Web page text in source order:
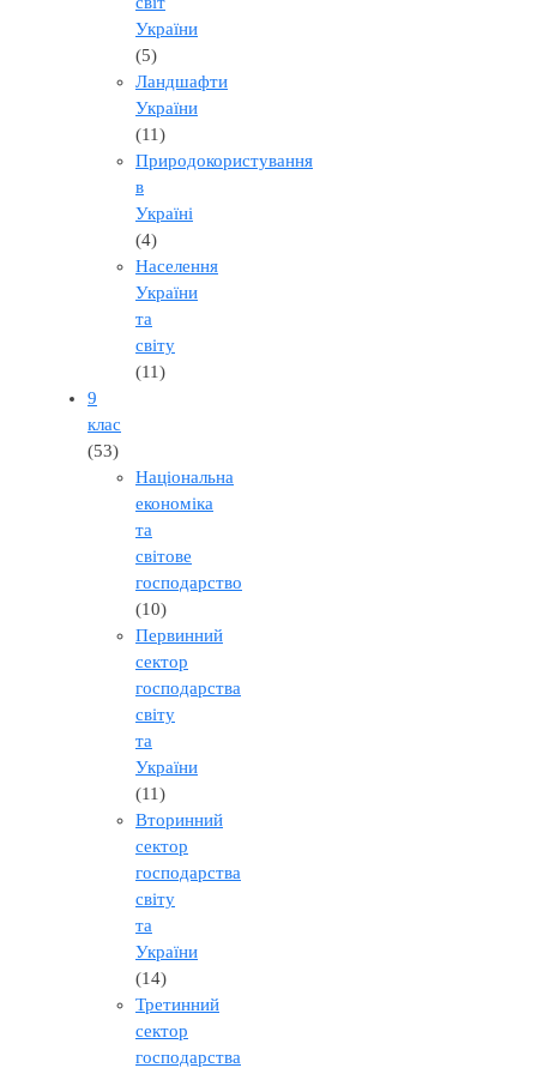
України
(5)
Ландшафти
України
(11)
Природокористування
в
Україні
(4)
Населення
України
та
світу
(11)
9
клас
(53)
Національна
економіка
та
світове
господарство
(10)
Первинний
сектор
господарства
світу
та
України
(11)
Вторинний
сектор
господарства
світу
та
України
(14)
Третинний
сектор
господарства